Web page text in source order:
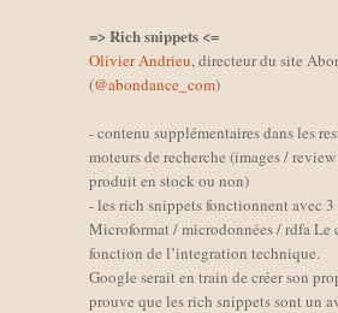
=> Rich snippets <=
Olivier Andrieu, directeur du site
(@abondance_com)
- contenu supplémentaires dans les
moteurs de recherche (images /
produit en stock ou non)
- les rich snippets fonctionnent avec 3
Microformat / microdonnées / rdfa Le
fonction de l’integration technique.
Google serait en train de créer son
prouve que les rich snippets sont un